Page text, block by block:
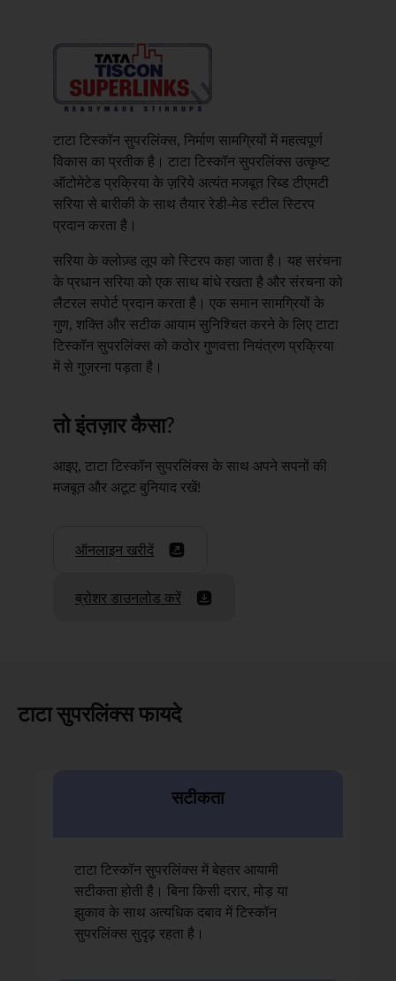
टाटा टिस्कॉन सुपरलिंक्स, निर्माण सामग्रियों में महत्वपूर्ण
विकास का प्रतीक है। टाटा टिस्कॉन सुपरलिंक्स उत्कृष्ट
ऑटोमेटेड प्रक्रिया के ज़रिये अत्यंत मजबूत रिब्ड टीएमटी
सरिया से बारीकी के साथ तैयार रेडी-मेड स्टील स्टिरप
प्रदान करता है।
सरिया के क्लोज़्ड लूप को स्टिरप कहा जाता है। यह सरंचना
के प्रधान सरिया को एक साथ बांधे रखता है और संरचना को
लैटरल सपोर्ट प्रदान करता है। एक समान सामग्रियों के
गुण, शक्ति और सटीक आयाम सुनिश्चित करने के लिए टाटा
टिस्कॉन सुपरलिंक्स को कठोर गुणवत्ता नियंत्रण प्रक्रिया
में से गुज़रना पड़ता है।
तो इंतज़ार कैसा?
आइए, टाटा टिस्कॉन सुपरलिंक्स के साथ अपने सपनों की
मजबूत और अटूट बुनियाद रखें!
ऑनलाइन खरीदें
ब्रोशर डाउनलोड करें
टाटा सुपरलिंक्स फायदे
सटीकता
टाटा टिस्कॉन सुपरलिंक्स में बेहतर आयामी
सटीकता होती है। बिना किसी दरार, मोड़ या
झुकाव के साथ अत्यधिक दबाव में टिस्कॉन
सुपरलिंक्स सुदृढ़ रहता है।